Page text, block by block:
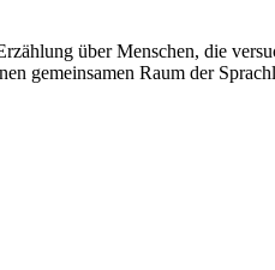
über Menschen, die
gemeinsamen Raum der